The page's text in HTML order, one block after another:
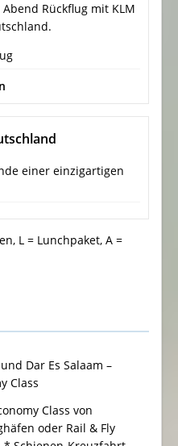
Rückflug mit KLM
einer einzigartigen
L = Lunchpaket, A =
Dar Es Salaam –
Class
Class von
oder Rail & Fly